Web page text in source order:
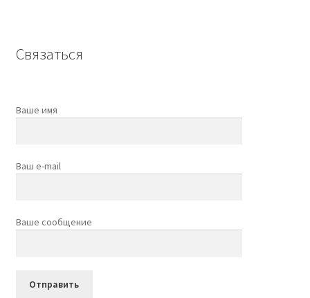
Связаться
Ваше имя
Ваш e-mail
Ваше сообщение